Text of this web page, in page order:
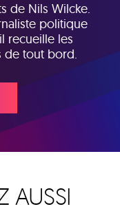
de Nils Wilcke.
politique
recueille les
de tout bord.
AUSSI